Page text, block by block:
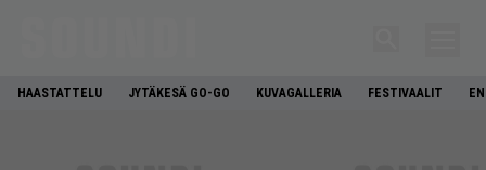
HAASTATTELU JYTÄKESÄ GO-GO KUVAGALLERIA FESTIVAALIT